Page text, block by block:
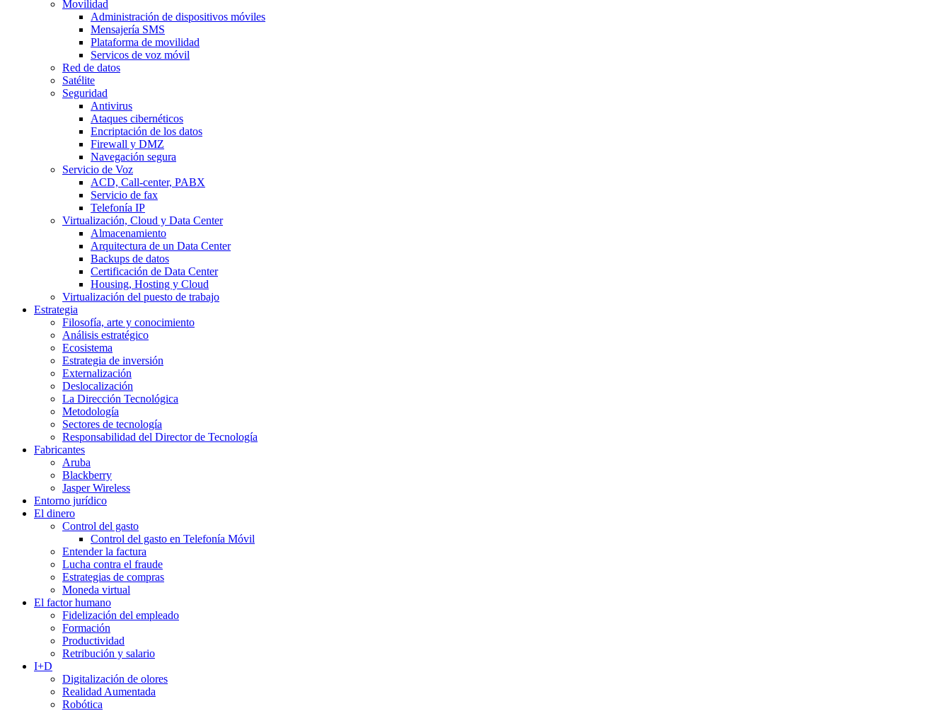
Movilidad
Administración de dispositivos móviles
Mensajería SMS
Plataforma de movilidad
Servicos de voz móvil
Red de datos
Satélite
Seguridad
Antivirus
Ataques cibernéticos
Encriptación de los datos
Firewall y DMZ
Navegación segura
Servicio de Voz
ACD, Call-center, PABX
Servicio de fax
Telefonía IP
Virtualización, Cloud y Data Center
Almacenamiento
Arquitectura de un Data Center
Backups de datos
Certificación de Data Center
Housing, Hosting y Cloud
Virtualización del puesto de trabajo
Estrategia
Filosofía, arte y conocimiento
Análisis estratégico
Ecosistema
Estrategia de inversión
Externalización
Deslocalización
La Dirección Tecnológica
Metodología
Sectores de tecnología
Responsabilidad del Director de Tecnología
Fabricantes
Aruba
Blackberry
Jasper Wireless
Entorno jurídico
El dinero
Control del gasto
Control del gasto en Telefonía Móvil
Entender la factura
Lucha contra el fraude
Estrategias de compras
Moneda virtual
El factor humano
Fidelización del empleado
Formación
Productividad
Retribución y salario
I+D
Digitalización de olores
Realidad Aumentada
Robótica